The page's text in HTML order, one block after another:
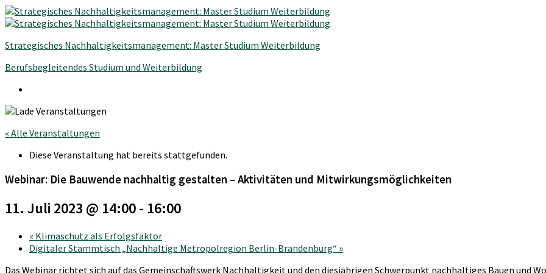
Strategisches Nachhaltigkeitsmanagement: Master Studium Weiterbildung
Berufsbegleitendes Studium und Weiterbildung
« Alle Veranstaltungen
Diese Veranstaltung hat bereits stattgefunden.
Webinar: Die Bauwende nachhaltig gestalten – Aktivitäten und Mitwirkungsmöglichkeiten
11. Juli 2023 @ 14:00- 16:00
« Klimaschutz als Erfolgsfaktor
Digitaler Stammtisch „Nachhaltige Metropolregion Berlin-Brandenburg“ »
Das Webinar richtet sich auf das Gemeinschaftswerk Nachhaltigkeit und den diesjährigen Schwerpunkt nachhaltiges Bauen und